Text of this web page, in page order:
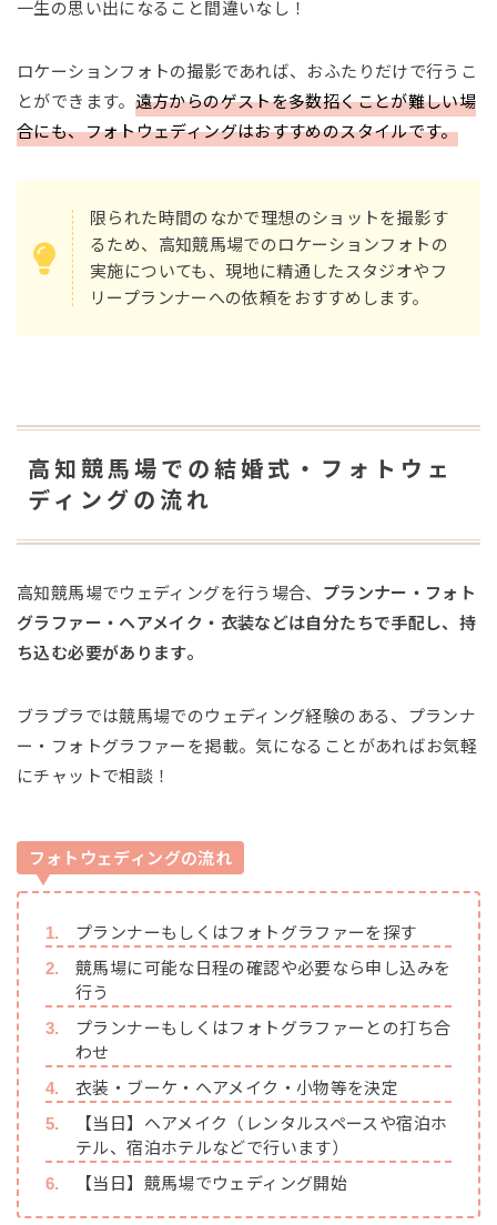
一生の思い出になること間違いなし！
ロケーションフォトの撮影であれば、おふたりだけで行うこ
とができます。 遠方からのゲストを多数招くことが難しい場
合にも、フォトウェディングはおすすめのスタイルです。
限られた時間のなかで理想のショットを撮影す
るため、高知競馬場でのロケーションフォトの
実施についても、現地に精通したスタジオやフ
リープランナーへの依頼をおすすめします。
高知競馬場での結婚式・フォトウェ
ディングの流れ
高知競馬場でウェディングを行う場合、 プランナー・フォト
グラファー・ヘアメイク・衣装などは自分たちで手配し、持
ち込む必要があります。
ブラプラでは競馬場でのウェディング経験のある、プランナ
ー・フォトグラファーを掲載。気になることがあればお気軽
にチャットで相談！
フォトウェディングの流れ
プランナーもしくはフォトグラファーを探す
競馬場に可能な日程の確認や必要なら申し込みを
行う
プランナーもしくはフォトグラファーとの打ち合
わせ
衣装・ブーケ・ヘアメイク・小物等を決定
【当日】ヘアメイク（レンタルスペースや宿泊ホ
テル、宿泊ホテルなどで行います）
【当日】競馬場でウェディング開始